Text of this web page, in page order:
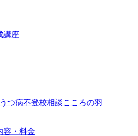
講座
容・料金